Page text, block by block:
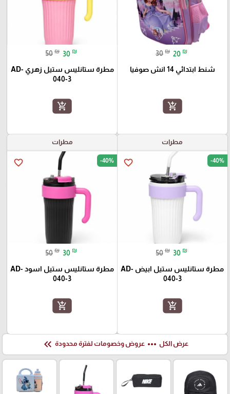
30 ₪ 20 ₪
شنط ابتدائي 14 انش صوفيا
add_shopping_cart
50 ₪ 30 ₪
مطرة ستانليس ستيل زهري AD-
040-3
add_shopping_cart
مطرات
favorite_border -40%
50 ₪ 30 ₪
مطرة ستانليس ستيل ابيض AD-
040-3
add_shopping_cart
مطرات
favorite_border -40%
50 ₪ 30 ₪
مطرة ستانليس ستيل اسود AD-
040-3
add_shopping_cart
عرض الكل more_horiz عروض وخصومات لفترة محدودة keyboard_double_arrow_left